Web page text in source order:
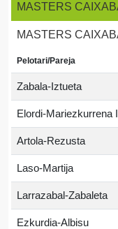
MASTERS
MASTERS
Pelotari/Pareja
Zabala-Iztueta
Elordi-Mariezkurrena
Artola-Rezusta
Laso-Martija
Larrazabal-Zabaleta
Ezkurdia-Albisu